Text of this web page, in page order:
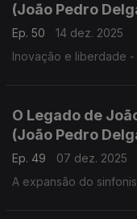
(João Pedro
Ep. 50
14 dez. 2025
Inovação e liberdade -
O Legado de
(João Pedro
Ep. 49
07 dez. 2025
A expansão do